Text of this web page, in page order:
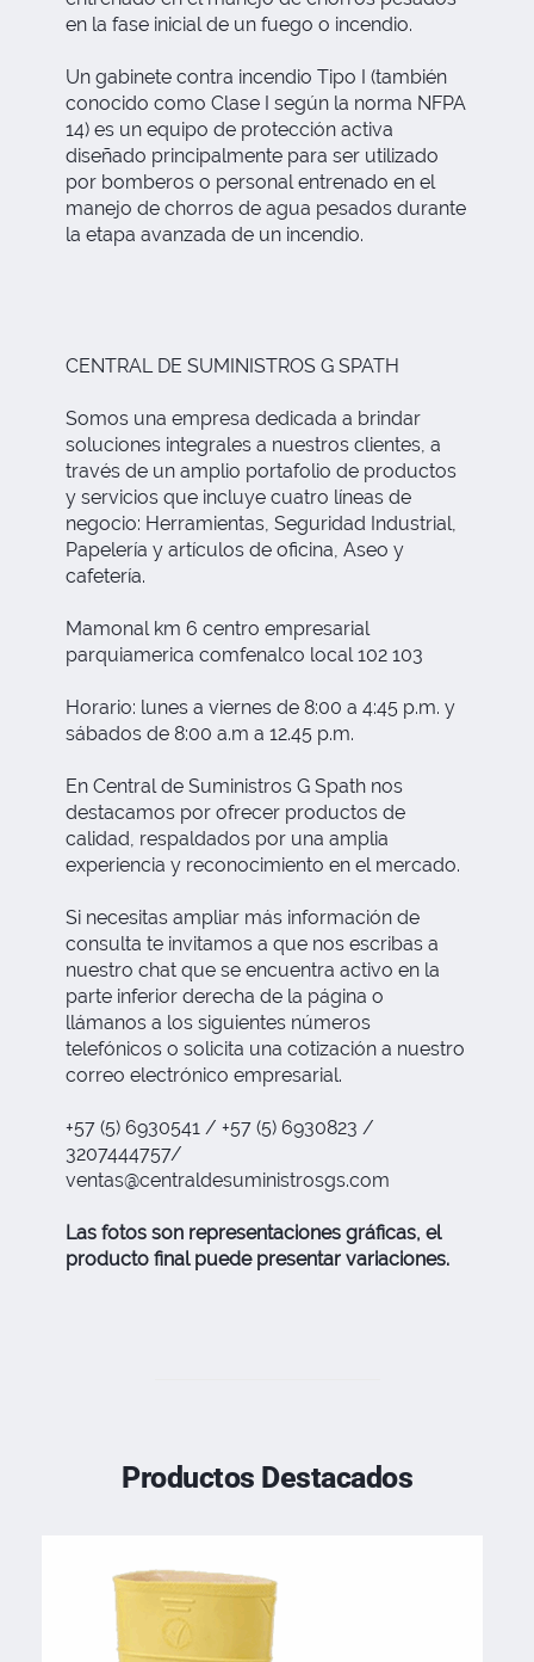
en la fase inicial de un fuego o incendio.
Un gabinete contra incendio Tipo I (también
conocido como Clase I según la norma NFPA
14) es un equipo de protección activa
diseñado principalmente para ser utilizado
por bomberos o personal entrenado en el
manejo de chorros de agua pesados durante
la etapa avanzada de un incendio.
CENTRAL DE SUMINISTROS G SPATH
Somos una empresa dedicada a brindar
soluciones integrales a nuestros clientes, a
través de un amplio portafolio de productos
y servicios que incluye cuatro líneas de
negocio: Herramientas, Seguridad Industrial,
Papelería y artículos de oficina, Aseo y
cafetería.
Mamonal km 6 centro empresarial
parquiamerica comfenalco local 102 103
Horario: lunes a viernes de 8:00 a 4:45 p.m. y
sábados de 8:00 a.m a 12.45 p.m.
En Central de Suministros G Spath nos
destacamos por ofrecer productos de
calidad, respaldados por una amplia
experiencia y reconocimiento en el mercado.
Si necesitas ampliar más información de
consulta te invitamos a que nos escribas a
nuestro chat que se encuentra activo en la
parte inferior derecha de la página o
llámanos a los siguientes números
telefónicos o solicita una cotización a nuestro
correo electrónico empresarial.
+57 (5) 6930541 / +57 (5) 6930823 /
3207444757/
ventas@centraldesuministrosgs.com
Las fotos son representaciones gráficas, el
producto final puede presentar variaciones.
Productos Destacados